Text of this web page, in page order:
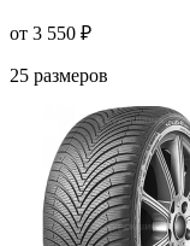
от 3 550 ₽
25 размеров